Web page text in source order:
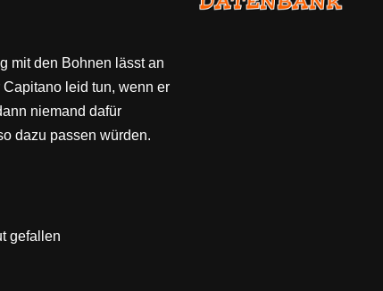
mit den Bohnen lässt an
leid tun, wenn er
niemand dafür
dazu passen würden.
gefallen